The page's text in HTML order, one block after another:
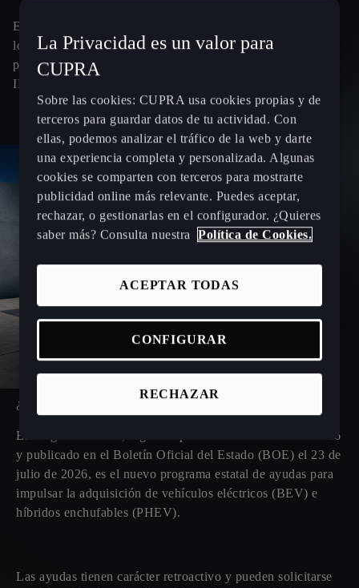
El programa de ayudas Programa Auto+ es compatible con
los Certificados de Ahorro Energético (CAES) y además
permite beneficiarte de una deducción fiscal del 15% en el
IRPF, siempre que se cumplan los requisitos establecidos.
¿QUÉ ES EL PROGRAMA AUTO+?
El Programa Auto+, regulado por el Real Decreto 609/2026
y publicado en el Boletín Oficial del Estado (BOE) el 23 de
julio de 2026, es el nuevo programa estatal de ayudas para
impulsar la adquisición de vehículos eléctricos (BEV) e
híbridos enchufables (PHEV).
Las ayudas tienen carácter retroactivo y pueden solicitarse
La Privacidad es un valor para
CUPRA
Sobre las cookies: CUPRA usa cookies propias y de
terceros para guardar datos de tu actividad. Con
ellas, podemos analizar el tráfico de la web y darte
una experiencia completa y personalizada. Algunas
cookies se comparten con terceros para mostrarte
publicidad online más relevante. Puedes aceptar,
rechazar, o gestionarlas en el configurador. ¿Quieres
saber más? Consulta nuestra
Política de Cookies.
RECHAZAR
ACEPTAR TODAS
CONFIGURAR